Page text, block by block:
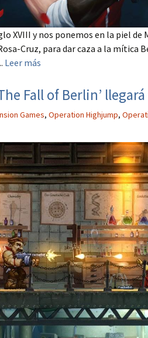
XVIII y nos ponemos en la piel
Cruz, para dar caza a la mítica
Leer más
Fall of Berlin’
Games, Operation Highjump,